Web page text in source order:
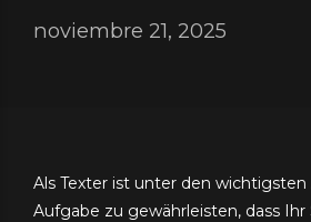
noviembre 21, 2025
Als Texter ist unter den
Aufgabe zu gewährleisten, dass